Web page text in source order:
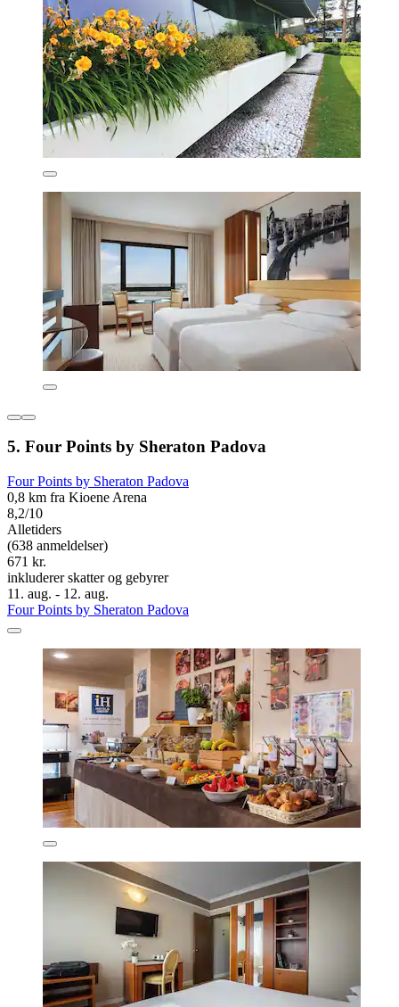
5. Four Points by Sheraton Padova
Four Points by Sheraton Padova
0,8 km fra Kioene Arena
8,2/10
Alletiders
(638 anmeldelser)
671 kr.
inkluderer skatter og gebyrer
11. aug. - 12. aug.
Four Points by Sheraton Padova